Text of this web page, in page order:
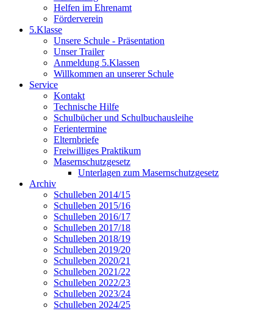
Helfen im Ehrenamt
Förderverein
5.Klasse
Unsere Schule - Präsentation
Unser Trailer
Anmeldung 5.Klassen
Willkommen an unserer Schule
Service
Kontakt
Technische Hilfe
Schulbücher und Schulbuchausleihe
Ferientermine
Elternbriefe
Freiwilliges Praktikum
Masernschutzgesetz
Unterlagen zum Masernschutzgesetz
Archiv
Schulleben 2014/15
Schulleben 2015/16
Schulleben 2016/17
Schulleben 2017/18
Schulleben 2018/19
Schulleben 2019/20
Schulleben 2020/21
Schulleben 2021/22
Schulleben 2022/23
Schulleben 2023/24
Schulleben 2024/25